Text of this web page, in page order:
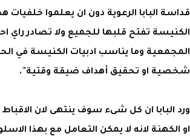
قداسة البابا الرعوية دون ان يعلموا
الكنيسة تفتح قلبها للجميع ولا تصادر راي
المجمعية وما يناسب ادبيات الكنيسة في
شخصية او تحقيق أهداف ضيقة وقتية".
ورد البابا ان كل شىء سوف ينتهى لان
او الكهنة لانه لا يمكن التعامل مع بهذا